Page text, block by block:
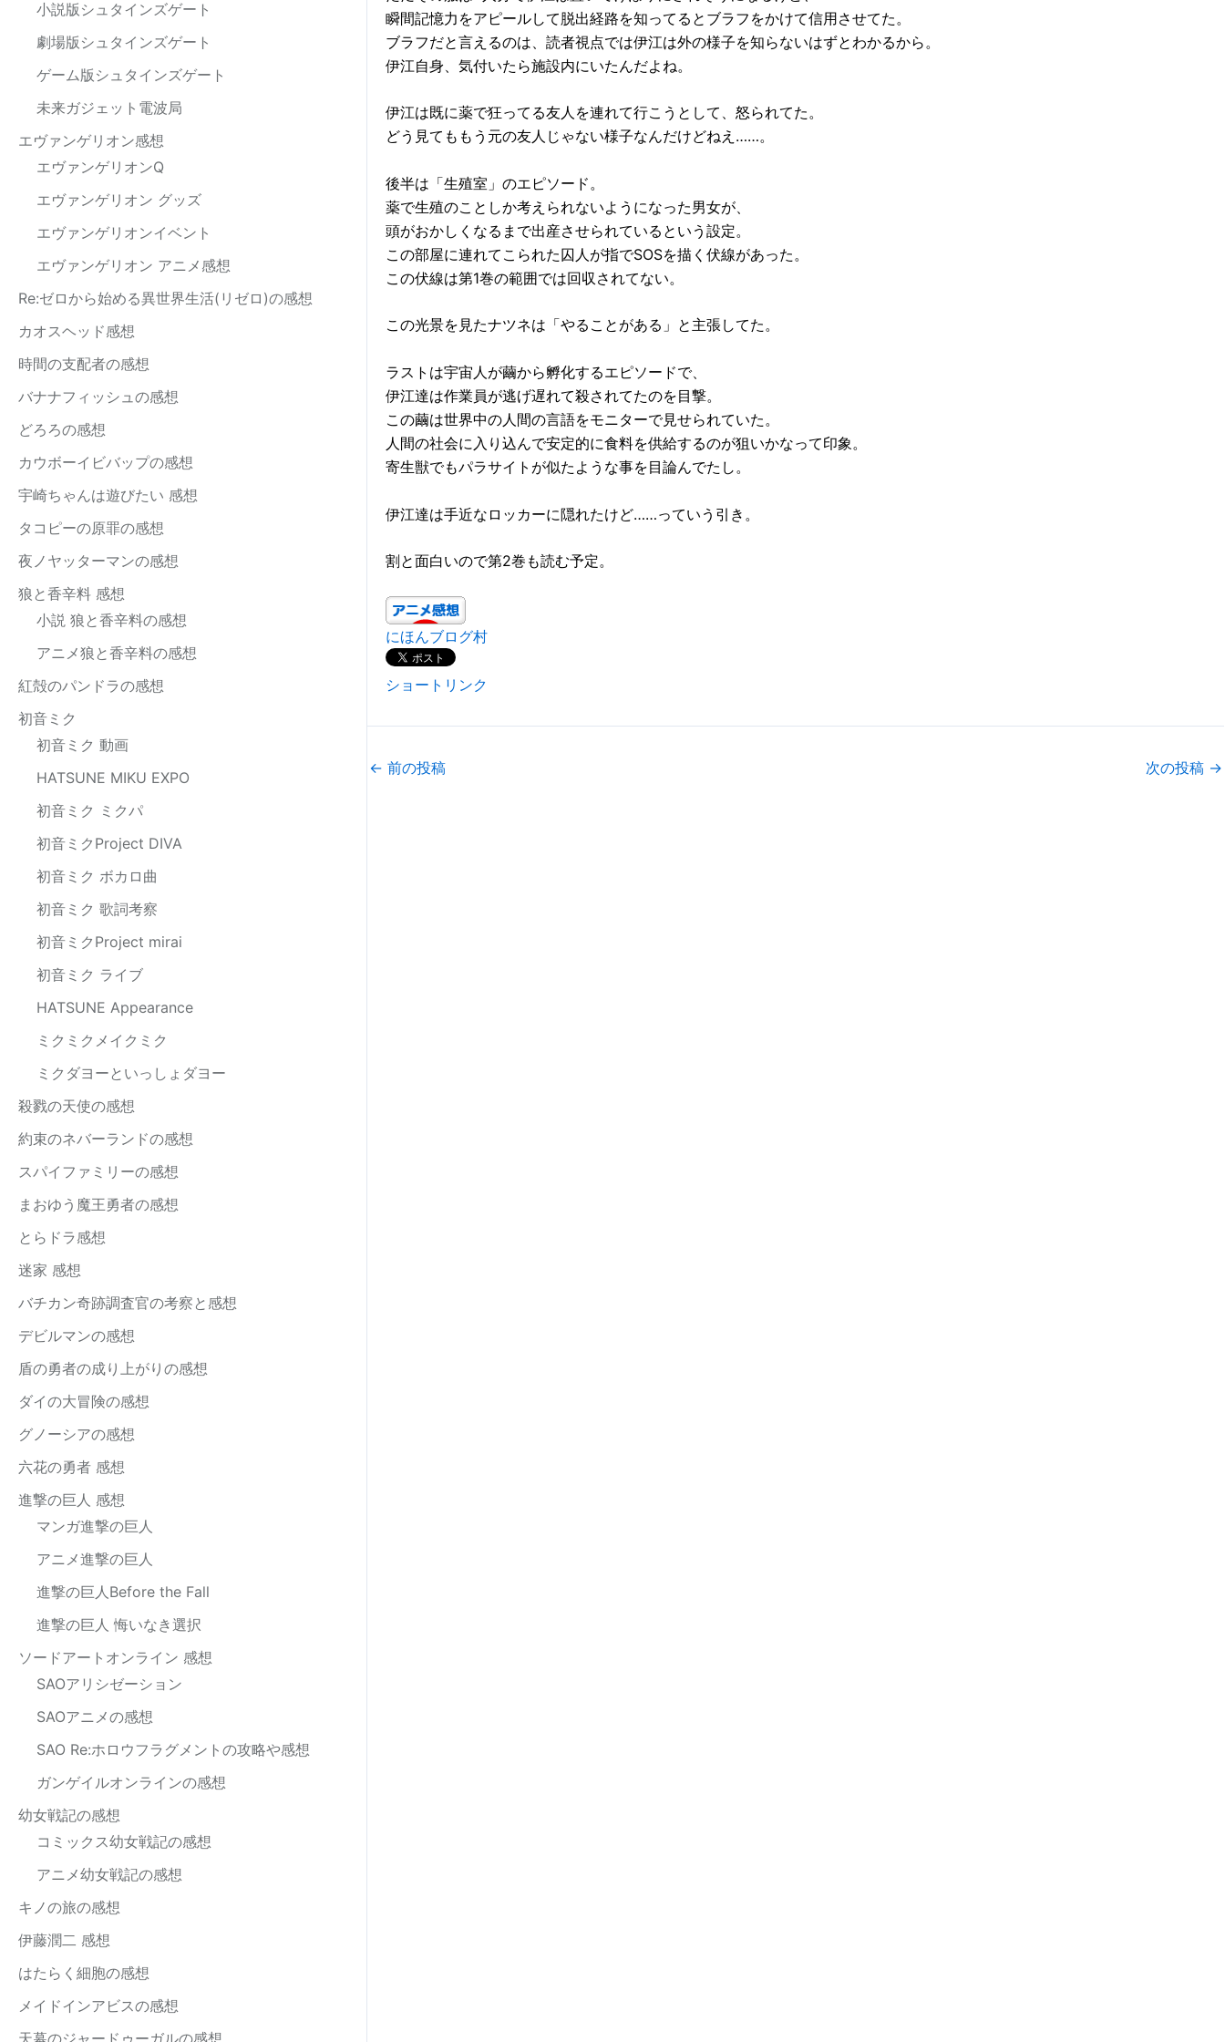
小説版シュタインズゲート
劇場版シュタインズゲート
ゲーム版シュタインズゲート
未来ガジェット電波局
エヴァンゲリオン感想
エヴァンゲリオンQ
エヴァンゲリオン グッズ
エヴァンゲリオンイベント
エヴァンゲリオン アニメ感想
Re:ゼロから始める異世界生活(リゼロ)の感想
カオスヘッド感想
時間の支配者の感想
バナナフィッシュの感想
どろろの感想
カウボーイビバップの感想
宇崎ちゃんは遊びたい 感想
タコピーの原罪の感想
夜ノヤッターマンの感想
狼と香辛料 感想
小説 狼と香辛料の感想
アニメ狼と香辛料の感想
紅殻のパンドラの感想
初音ミク
初音ミク 動画
HATSUNE MIKU EXPO
初音ミク ミクパ
初音ミクProject DIVA
初音ミク ボカロ曲
初音ミク 歌詞考察
初音ミクProject mirai
初音ミク ライブ
HATSUNE Appearance
ミクミクメイクミク
ミクダヨーといっしょダヨー
殺戮の天使の感想
約束のネバーランドの感想
スパイファミリーの感想
まおゆう魔王勇者の感想
とらドラ感想
迷家 感想
バチカン奇跡調査官の考察と感想
デビルマンの感想
盾の勇者の成り上がりの感想
ダイの大冒険の感想
グノーシアの感想
六花の勇者 感想
進撃の巨人 感想
マンガ進撃の巨人
アニメ進撃の巨人
進撃の巨人Before the Fall
進撃の巨人 悔いなき選択
ソードアートオンライン 感想
SAOアリシゼーション
SAOアニメの感想
SAO Re:ホロウフラグメントの攻略や感想
ガンゲイルオンラインの感想
幼女戦記の感想
コミックス幼女戦記の感想
アニメ幼女戦記の感想
キノの旅の感想
伊藤潤二 感想
はたらく細胞の感想
メイドインアビスの感想
天幕のジャードゥーガルの感想
瞬間記憶力をアピールして脱出経路を知ってるとブラフをかけて信用させてた。
ブラフだと言えるのは、読者視点では伊江は外の様子を知らないはずとわかるから。
伊江自身、気付いたら施設内にいたんだよね。
伊江は既に薬で狂ってる友人を連れて行こうとして、怒られてた。
どう見てももう元の友人じゃない様子なんだけどねえ……。
後半は「生殖室」のエピソード。
薬で生殖のことしか考えられないようになった男女が、
頭がおかしくなるまで出産させられているという設定。
この部屋に連れてこられた囚人が指でSOSを描く伏線があった。
この伏線は第1巻の範囲では回収されてない。
この光景を見たナツネは「やることがある」と主張してた。
ラストは宇宙人が繭から孵化するエピソードで、
伊江達は作業員が逃げ遅れて殺されてたのを目撃。
この繭は世界中の人間の言語をモニターで見せられていた。
人間の社会に入り込んで安定的に食料を供給するのが狙いかなって印象。
寄生獣でもパラサイトが似たような事を目論んでたし。
伊江達は手近なロッカーに隠れたけど……っていう引き。
割と面白いので第2巻も読む予定。
にほんブログ村
ショートリンク
← 前の投稿 次の投稿 →